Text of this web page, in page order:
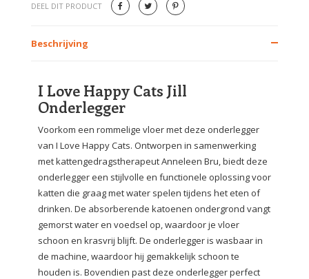
DEEL DIT PRODUCT
Beschrijving
I Love Happy Cats Jill
Onderlegger
Voorkom een rommelige vloer met deze onderlegger
van I Love Happy Cats. Ontworpen in samenwerking
met kattengedragstherapeut Anneleen Bru, biedt deze
onderlegger een stijlvolle en functionele oplossing voor
katten die graag met water spelen tijdens het eten of
drinken. De absorberende katoenen ondergrond vangt
gemorst water en voedsel op, waardoor je vloer
schoon en krasvrij blijft. De onderlegger is wasbaar in
de machine, waardoor hij gemakkelijk schoon te
houden is. Bovendien past deze onderlegger perfect